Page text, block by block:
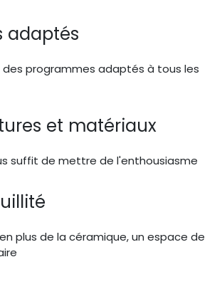
adaptés
des programmes adaptés à tous les
et matériaux
suffit de mettre de l'enthousiasme
plus de la céramique, un espace de